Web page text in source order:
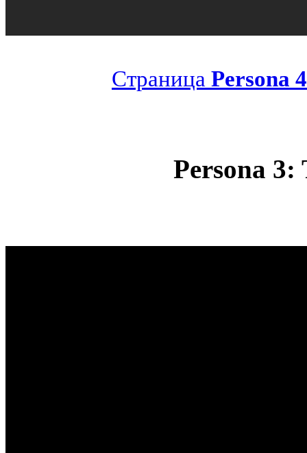
Страница Persona
Persona